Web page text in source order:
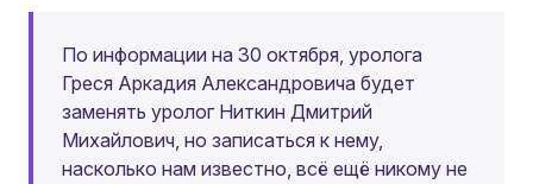
По информации на 30 октября, уролога
Греся Аркадия Александровича будет
заменять уролог Ниткин Дмитрий
Михайлович, но записаться к нему,
насколько нам известно, всё ещё никому не